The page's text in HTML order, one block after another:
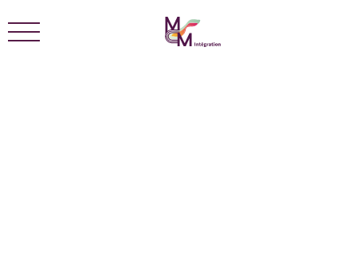
Nous sommes certifiés ÉCOLEADERS -
certificat